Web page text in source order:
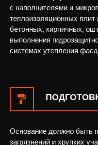
с наполнителями и
теплоизоляционных плит
бетонных, кирпичных,
выполнения
системах утепления
Основание должно быть
загрязнений и хрупких